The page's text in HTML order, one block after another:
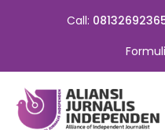
Call: